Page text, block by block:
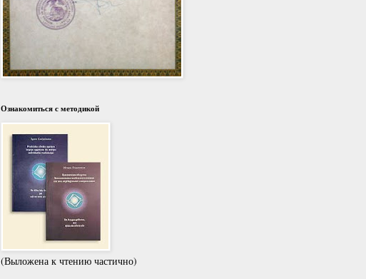
Ознакомиться с методикой
(Выложена к чтению частично)